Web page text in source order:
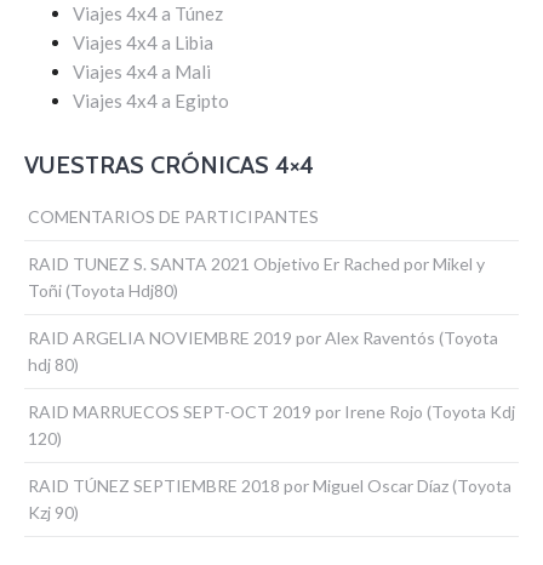
Viajes 4x4 a Túnez
Viajes 4x4 a Libia
Viajes 4x4 a Mali
Viajes 4x4 a Egipto
VUESTRAS CRÓNICAS 4×4
COMENTARIOS DE PARTICIPANTES
RAID TUNEZ S. SANTA 2021 Objetivo Er Rached por Mikel y
Toñi (Toyota Hdj80)
RAID ARGELIA NOVIEMBRE 2019 por Alex Raventós (Toyota
hdj 80)
RAID MARRUECOS SEPT-OCT 2019 por Irene Rojo (Toyota Kdj
120)
RAID TÚNEZ SEPTIEMBRE 2018 por Miguel Oscar Díaz (Toyota
Kzj 90)